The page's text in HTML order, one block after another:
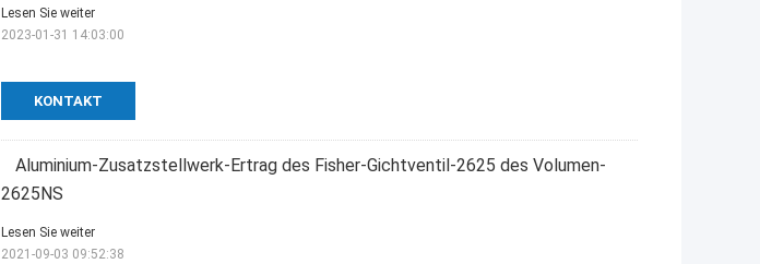
KONTAKT
Lesen Sie weiter
2023-01-31 14:03:00
Aluminium-Zusatzstellwerk-Ertrag des Fisher-Gichtventil-2625 des Volumen-
2625NS
Lesen Sie weiter
2021-09-03 09:52:38